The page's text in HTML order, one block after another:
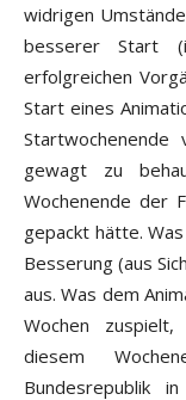
widrigen
besserer Start
erfolgreichen
Start eines
gewagt zu
Wochenende der
gepackt hätte.
Besserung (aus
aus. Was dem
Wochen
diesem
Bundesrepublik